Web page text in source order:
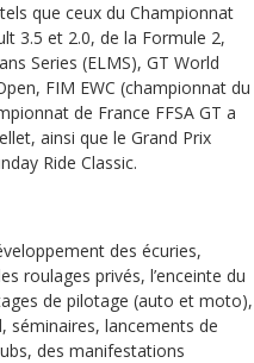
que ceux du Championnat
3.5 et 2.0, de la Formule 2,
Series (ELMS), GT World
FIM EWC (championnat du
de France FFSA GT a
ainsi que le Grand Prix
Ride Classic.
des écuries,
roulages privés, l’enceinte du
de pilotage (auto et moto),
séminaires, lancements de
des manifestations